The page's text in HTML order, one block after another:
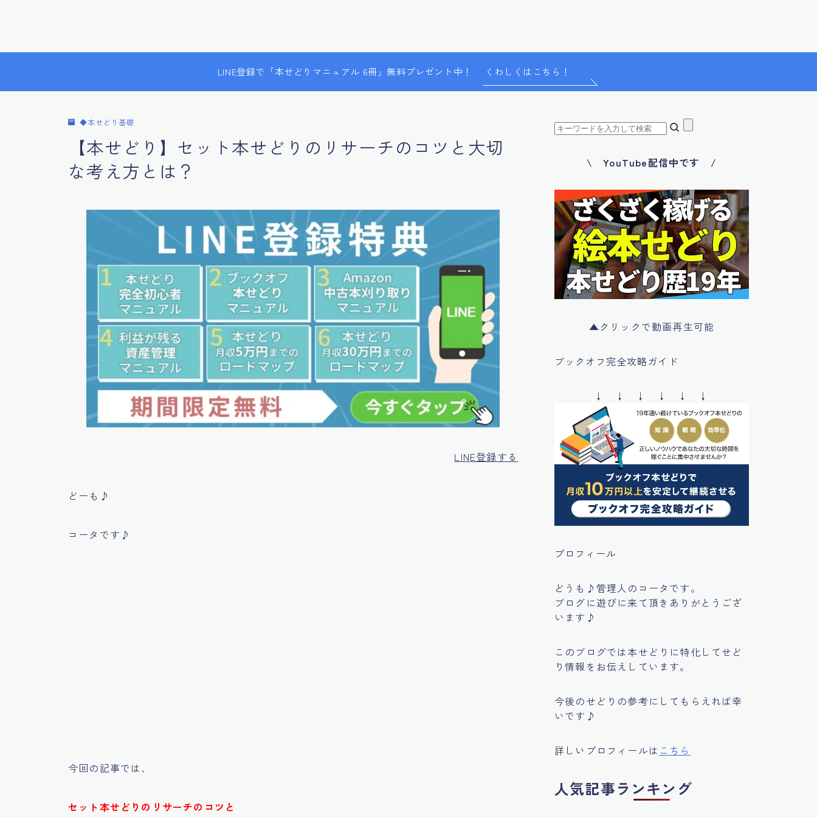
LINE登録で「本せどりマニュアル 6冊」無料プレゼント中！ くわしくはこちら！
◆本せどり基礎
【本せどり】セット本せどりのリサーチのコツと大切
な考え方とは？
LINE登録する
どーも♪
コータです♪
今回の記事では、
セット本せどりのリサーチのコツと
\ YouTube配信中です /
▲クリックで動画再生可能
ブックオフ完全攻略ガイド
↓ ↓ ↓ ↓ ↓ ↓
プロフィール
どうも♪管理人のコータです。
ブログに遊びに来て頂きありがとうござ
います♪
このブログでは本せどりに特化してせど
り情報をお伝えしています。
今後のせどりの参考にしてもらえれば幸
いです♪
詳しいプロフィールは こちら
人気記事ランキング